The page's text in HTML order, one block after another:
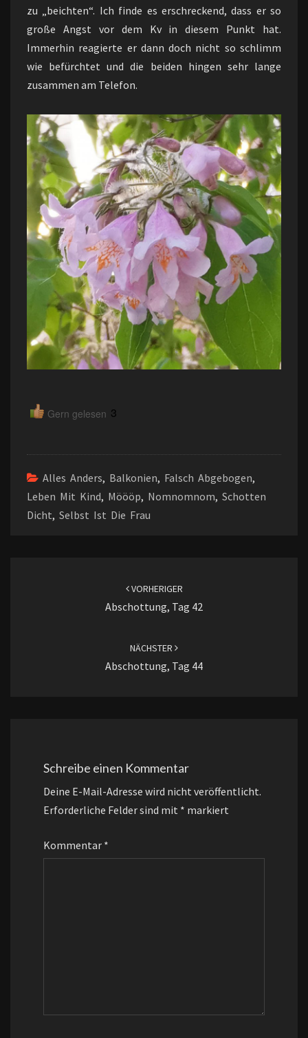
zu „beichten“. Ich finde es erschreckend, dass er so
große Angst vor dem Kv in diesem Punkt hat.
Immerhin reagierte er dann doch nicht so schlimm
wie befürchtet und die beiden hingen sehr lange
zusammen am Telefon.
Gern gelesen 3
Alles Anders, Balkonien, Falsch Abgebogen,
Leben Mit Kind, Möööp, Nomnomnom, Schotten
Dicht, Selbst Ist Die Frau
VORHERIGER
Abschottung, Tag 42
NÄCHSTER
Abschottung, Tag 44
Schreibe einen Kommentar
Deine E-Mail-Adresse wird nicht veröffentlicht.
Erforderliche Felder sind mit * markiert
Kommentar *